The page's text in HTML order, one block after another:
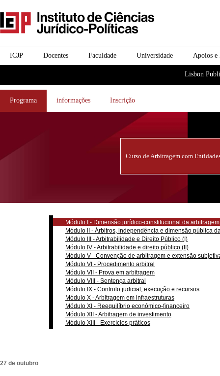
principal
icjp
menu-institucional Apoios e
Universidade
Faculdade
Docentes
ICJP
Lisbon
Inscrição
informações
Programa
Curso de Arbitragem com
Módulo I - Dimensão jurídico-constitucional da
Módulo II - Árbitros, independência e dimensão pública
Módulo III - Arbitrabilidade e Direito Público (I)
Módulo IV - Arbitrabilidade e direito público (II)
Módulo V - Convenção de arbitragem e extensão
Módulo VI - Procedimento arbitral
Módulo VII - Prova em arbitragem
Módulo VIII - Sentença arbitral
Módulo IX - Controlo judicial, execução e recursos
Módulo X - Arbitragem em infraestruturas
Módulo XI - Reequilíbrio económico-financeiro
Módulo XII - Arbitragem de investimento
Módulo XIII - Exercícios práticos
27 de outubro